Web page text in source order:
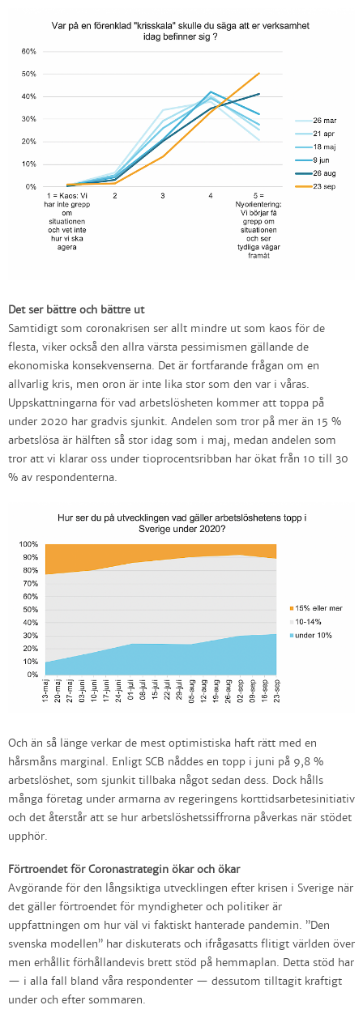
Det ser bättre och bättre ut
Samtidigt som coronakrisen ser allt mindre ut som kaos för de
flesta, viker också den allra värsta pessimismen gällande de
ekonomiska konsekvenserna. Det är fortfarande frågan om en
allvarlig kris, men oron är inte lika stor som den var i våras.
Uppskattningarna för vad arbetslösheten kommer att toppa på
under 2020 har gradvis sjunkit. Andelen som tror på mer än 15 %
arbetslösa är hälften så stor idag som i maj, medan andelen som
tror att vi klarar oss under tioprocentsribban har ökat från 10 till 30
% av respondenterna.
Och än så länge verkar de mest optimistiska haft rätt med en
hårsmåns marginal. Enligt SCB nåddes en topp i juni på 9,8 %
arbetslöshet, som sjunkit tillbaka något sedan dess. Dock hålls
många företag under armarna av regeringens korttidsarbetesinitiativ
och det återstår att se hur arbetslöshetssiffrorna påverkas när stödet
upphör.
Förtroendet för Coronastrategin ökar och ökar
Avgörande för den långsiktiga utvecklingen efter krisen i Sverige när
det gäller förtroendet för myndigheter och politiker är
uppfattningen om hur väl vi faktiskt hanterade pandemin. ”Den
svenska modellen” har diskuterats och ifrågasatts flitigt världen över
men erhållit förhållandevis brett stöd på hemmaplan. Detta stöd har
— i alla fall bland våra respondenter — dessutom tilltagit kraftigt
under och efter sommaren.